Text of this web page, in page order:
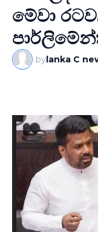
මේවා
bylanka C